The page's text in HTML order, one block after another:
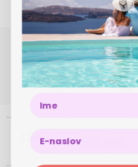
POTREBUJETE
(Pon - Pet
080 45 59
100% 500.000